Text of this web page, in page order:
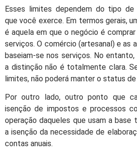
Esses limites dependem do tipo de
que você exerce. Em termos gerais,
é aquela em que o negócio é
serviços. O comércio (artesanal) e as
baseiam-se nos serviços. No
a distinção não é totalmente clara.
limites, não poderá manter o status de
Por outro lado, outro ponto que
isenção de impostos e processos
operação daqueles que usam a base
a isenção da necessidade de
contas anuais.